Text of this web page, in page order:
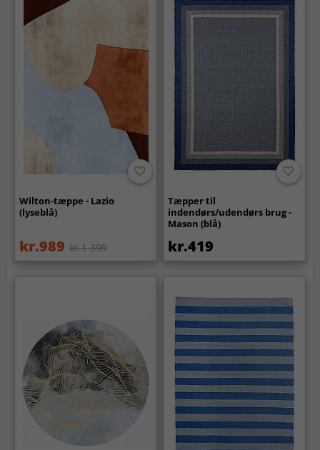
Wilton-tæppe - Lazio
(lyseblå)
kr.989 kr.1 399
Tæpper til
indendørs/udendørs brug -
Mason (blå)
kr.419